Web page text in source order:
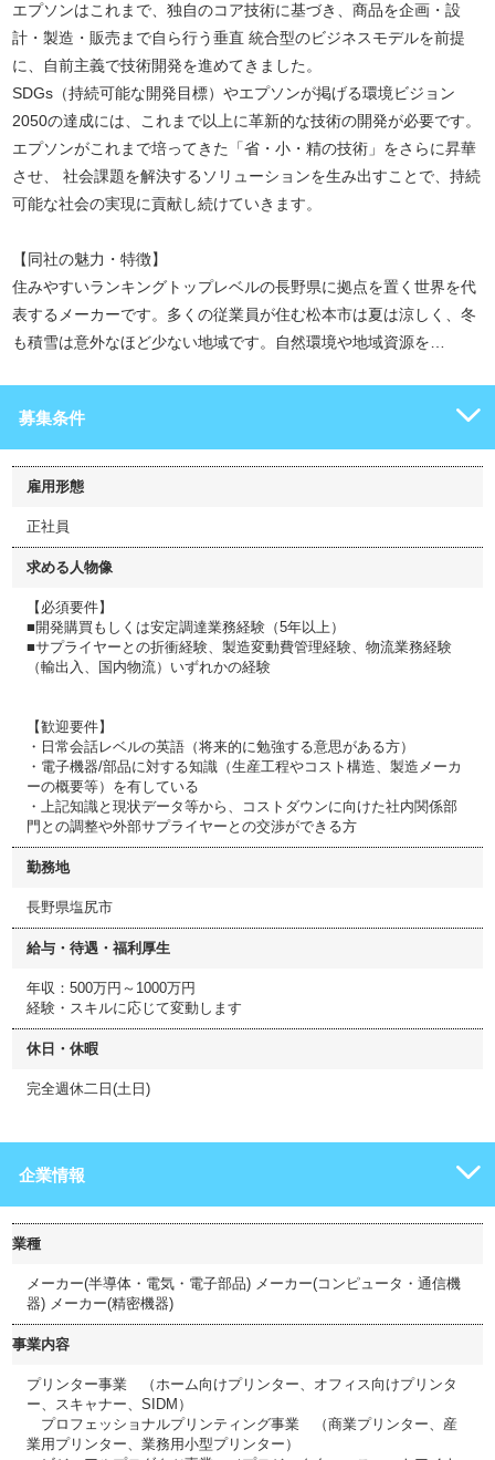
エプソンはこれまで、独自のコア技術に基づき、商品を企画・設
計・製造・販売まで自ら行う垂直 統合型のビジネスモデルを前提
に、自前主義で技術開発を進めてきました。
SDGs（持続可能な開発目標）やエプソンが掲げる環境ビジョン
2050の達成には、これまで以上に革新的な技術の開発が必要です。
エプソンがこれまで培ってきた「省・小・精の技術」をさらに昇華
させ、 社会課題を解決するソリューションを生み出すことで、持続
可能な社会の実現に貢献し続けていきます。
【同社の魅力・特徴】
住みやすいランキングトップレベルの長野県に拠点を置く世界を代
表するメーカーです。多くの従業員が住む松本市は夏は涼しく、冬
も積雪は意外なほど少ない地域です。自然環境や地域資源を…
募集条件
雇用形態
正社員
求める人物像
【必須要件】
■開発購買もしくは安定調達業務経験（5年以上）
■サプライヤーとの折衝経験、製造変動費管理経験、物流業務経験
（輸出入、国内物流）いずれかの経験
【歓迎要件】
・日常会話レベルの英語（将来的に勉強する意思がある方）
・電子機器/部品に対する知識（生産工程やコスト構造、製造メーカ
ーの概要等）を有している
・上記知識と現状データ等から、コストダウンに向けた社内関係部
門との調整や外部サプライヤーとの交渉ができる方
勤務地
長野県塩尻市
給与・待遇・福利厚生
年収：500万円～1000万円
経験・スキルに応じて変動します
休日・休暇
完全週休二日(土日)
企業情報
業種
メーカー(半導体・電気・電子部品) メーカー(コンピュータ・通信機
器) メーカー(精密機器)
事業内容
プリンター事業 （ホーム向けプリンター、オフィス向けプリンタ
ー、スキャナー、SIDM）
プロフェッショナルプリンティング事業 （商業プリンター、産
業用プリンター、業務用小型プリンター）